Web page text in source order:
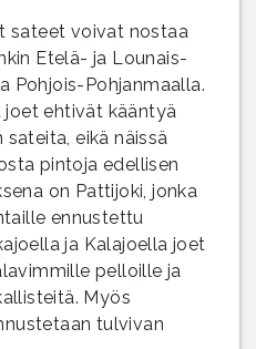
sateet voivat nostaa
Etelä- ja Lounais-
Pohjois-Pohjanmaalla.
joet ehtivät kääntyä
sateita, eikä näissä
pintoja edellisen
on Pattijoki, jonka
ennustettu
ja Kalajoella joet
pelloille ja
Myös
tulvivan